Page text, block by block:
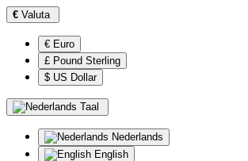
€ Valuta
€ Euro
£ Pound Sterling
$ US Dollar
Taal
Nederlands
English